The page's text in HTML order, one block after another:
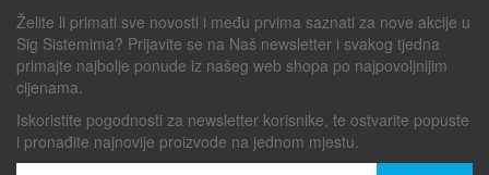
Želite li primati sve novosti i među prvima saznati za nove akcije u
Sig Sistemima? Prijavite se na Naš newsletter i svakog tjedna
primajte najbolje ponude iz našeg web shopa po najpovoljnijim
cijenama.
Iskoristite pogodnosti za newsletter korisnike, te ostvarite popuste
i pronađite najnovije proizvode na jednom mjestu.